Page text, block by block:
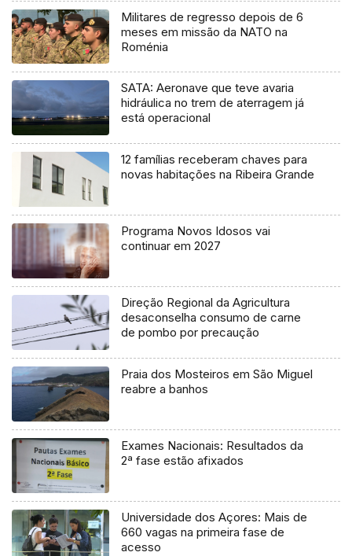
Militares de regresso depois de 6
meses em missão da NATO na
Roménia
SATA: Aeronave que teve avaria
hidráulica no trem de aterragem já
está operacional
12 famílias receberam chaves para
novas habitações na Ribeira Grande
Programa Novos Idosos vai
continuar em 2027
Direção Regional da Agricultura
desaconselha consumo de carne
de pombo por precaução
Praia dos Mosteiros em São Miguel
reabre a banhos
Exames Nacionais: Resultados da
2ª fase estão afixados
Universidade dos Açores: Mais de
660 vagas na primeira fase de
acesso